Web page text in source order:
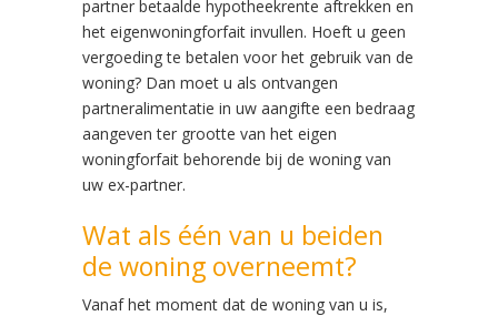
partner betaalde hypotheekrente aftrekken en
het eigenwoningforfait invullen. Hoeft u geen
vergoeding te betalen voor het gebruik van de
woning? Dan moet u als ontvangen
partneralimentatie in uw aangifte een bedraag
aangeven ter grootte van het eigen
woningforfait behorende bij de woning van
uw ex-partner.
Wat als één van u beiden
de woning overneemt?
Vanaf het moment dat de woning van u is,